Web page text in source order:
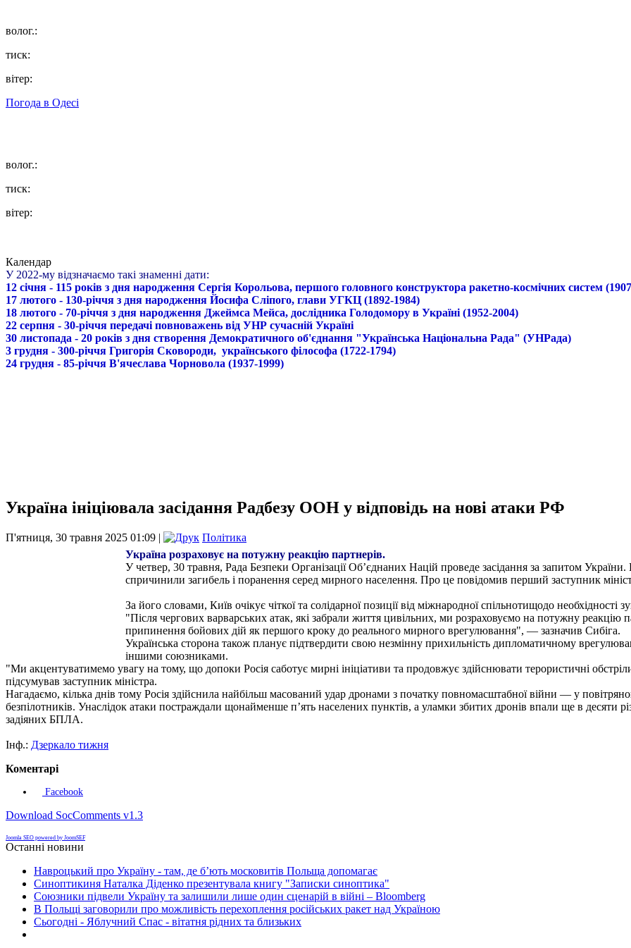
волог.:
тиск:
вітер:
Погода в Одесі
волог.:
тиск:
вітер:
Календар
У 2022-му відзначаємо такі знаменні дати:
12 січня - 115 років з дня народження Сергія Корольова, першого головного конструктора ракетно-космічних систем
17 лютого - 130-річчя з дня народження Йосифа Сліпого, глави УГКЦ (1892-1984)
18 лютого - 70-річчя з дня народження Джеймса Мейса, дослідника Голодомору в Україні (1952-2004)
22 серпня - 30-річчя передачі повноважень від УНР сучасній Україні
30 листопада - 20 років з дня створення Демократичного об'єднання "Українська Національна Рада" (УНРада)
3 грудня - 300-річчя Григорія Сковороди, українського філософа (1722-1794)
24 грудня - 85-річчя В'ячеслава Чорновола (1937-1999)
Україна ініціювала засідання Радбезу ООН у відповідь на нові атаки РФ
П'ятниця, 30 травня 2025 01:09 |
Політика
Україна розраховує на потужну реакцію партнерів.
У четвер, 30 травня, Рада Безпеки Організації Об’єднаних Націй проведе засідання за запитом
спричинили загибель і поранення серед мирного населення. Про це повідомив перший заступник
За його словами, Київ очікує чіткої та солідарної позиції від міжнародної спільнотищодо необхідності
"Після чергових варварських атак, які забрали життя цивільних, ми розраховуємо на потужну реакцію
припинення бойових дій як першого кроку до реального мирного врегулювання", — зазначив Сибіга.
Українська сторона також планує підтвердити свою незмінну прихильність дипломатичному
іншими союзниками.
"Ми акцентуватимемо увагу на тому, що допоки Росія саботує мирні ініціативи та продовжує здійснювати терористичні
підсумував заступник міністра.
Нагадаємо, кілька днів тому Росія здійснила найбільш масований удар дронами з початку повномасштабної війни — у
безпілотників. Унаслідок атаки постраждали щонайменше п’ять населених пунктів, а уламки збитих дронів впали ще в десяти
задіяних БПЛА.
Інф.: Дзеркало тижня
Коментарі
Facebook
Download SocComments v1.3
Joomla SEO powered by JoomSEF
Останні новини
Навроцький про Україну - там, де б’ють московитів Польща допомагає
Синоптикиня Наталка Діденко презентувала книгу "Записки синоптика"
Союзники підвели Україну та залишили лише один сценарій в війні – Bloomberg
В Польщі заговорили про можливість перехоплення російських ракет над Україною
Сьогодні - Яблучний Спас - вітатня рідних та близьких